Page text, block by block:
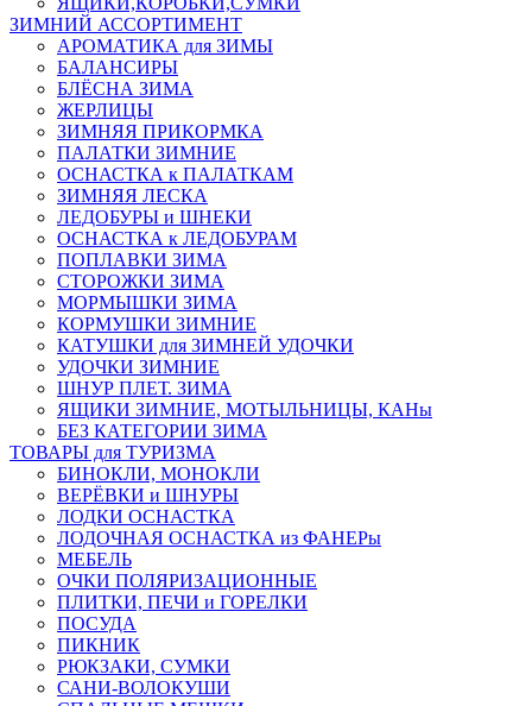
ЗИМНИЙ АССОРТИМЕНТ
АРОМАТИКА для ЗИМЫ
БАЛАНСИРЫ
БЛЁСНА ЗИМА
ЖЕРЛИЦЫ
ЗИМНЯЯ ПРИКОРМКА
ПАЛАТКИ ЗИМНИЕ
ОСНАСТКА к ПАЛАТКАМ
ЗИМНЯЯ ЛЕСКА
ЛЕДОБУРЫ и ШНЕКИ
ОСНАСТКА к ЛЕДОБУРАМ
ПОПЛАВКИ ЗИМА
СТОРОЖКИ ЗИМА
МОРМЫШКИ ЗИМА
КОРМУШКИ ЗИМНИЕ
КАТУШКИ для ЗИМНЕЙ УДОЧКИ
УДОЧКИ ЗИМНИЕ
ШНУР ПЛЕТ. ЗИМА
ЯЩИКИ ЗИМНИЕ, МОТЫЛЬНИЦЫ, КАНы
БЕЗ КАТЕГОРИИ ЗИМА
ТОВАРЫ для ТУРИЗМА
БИНОКЛИ, МОНОКЛИ
ВЕРЁВКИ и ШНУРЫ
ЛОДКИ ОСНАСТКА
ЛОДОЧНАЯ ОСНАСТКА из ФАНЕРы
МЕБЕЛЬ
ОЧКИ ПОЛЯРИЗАЦИОННЫЕ
ПЛИТКИ, ПЕЧИ и ГОРЕЛКИ
ПОСУДА
ПИКНИК
РЮКЗАКИ, СУМКИ
САНИ-ВОЛОКУШИ